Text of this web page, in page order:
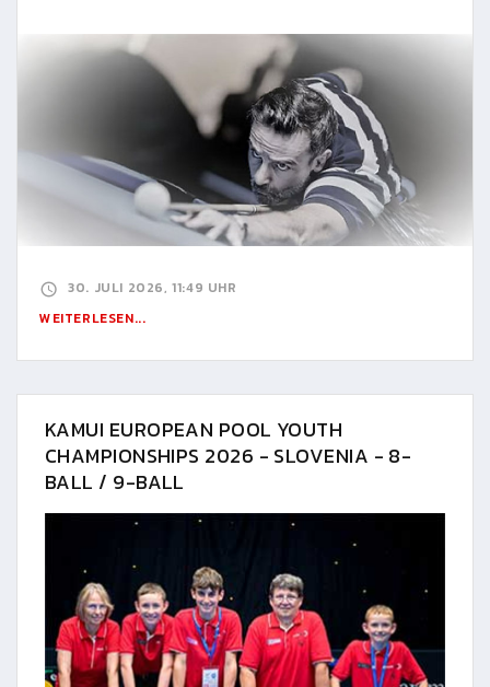
30. JULI 2026, 11:49 UHR
WEITERLESEN...
KAMUI EUROPEAN POOL YOUTH
CHAMPIONSHIPS 2026 - SLOVENIA - 8-
BALL / 9-BALL